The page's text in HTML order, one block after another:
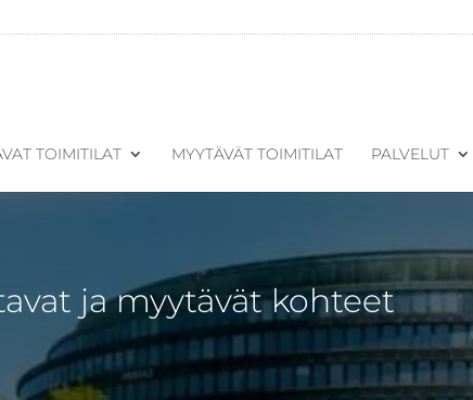
TOIMITILAT MYYTÄVÄT TOIMITILAT PALVELUT
ja myytävät kohteet